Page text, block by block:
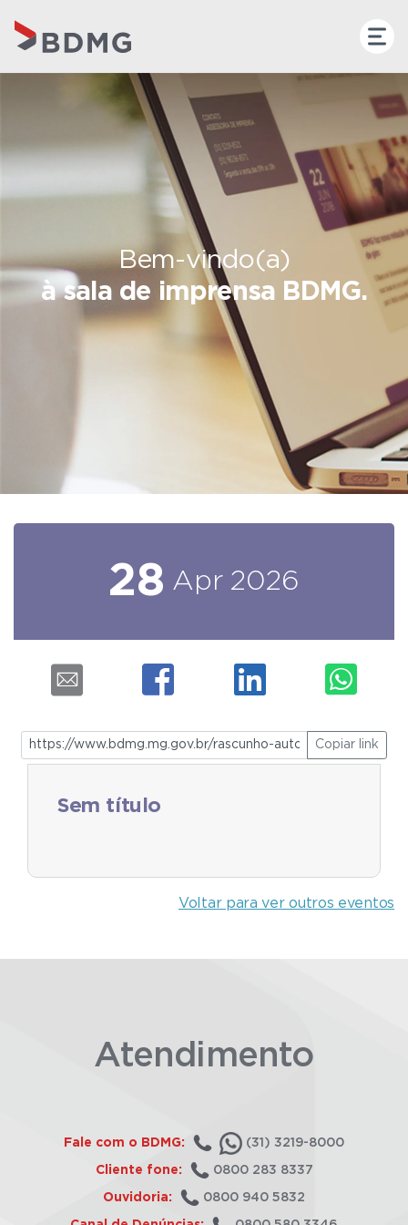
Bem-vindo(a)
à sala de imprensa BDMG.
28 Apr 2026
Copiar link
Sem título
Voltar para ver outros eventos
Atendimento
Fale com o BDMG: (31) 3219-8000
Cliente fone: 0800 283 8337
Ouvidoria: 0800 940 5832